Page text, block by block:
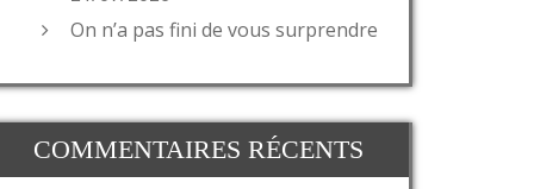
On n’a pas fini de vous surprendre
COMMENTAIRES RÉCENTS